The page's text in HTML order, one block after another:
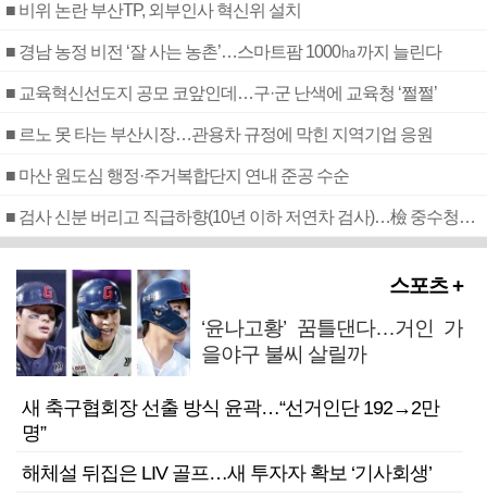
■ 비위 논란 부산TP, 외부인사 혁신위 설치
■ 경남 농정 비전 ‘잘 사는 농촌’…스마트팜 1000㏊까지 늘린다
■ 교육혁신선도지 공모 코앞인데…구·군 난색에 교육청 ‘쩔쩔’
■ 르노 못 타는 부산시장…관용차 규정에 막힌 지역기업 응원
■ 마산 원도심 행정·주거복합단지 연내 준공 수순
■ 검사 신분 버리고 직급하향(10년 이하 저연차 검사)…檢 중수청행 기피
스포츠 +
‘윤나고황’ 꿈틀댄다…거인 가
을야구 불씨 살릴까
새 축구협회장 선출 방식 윤곽…“선거인단 192→2만
명”
해체설 뒤집은 LIV 골프…새 투자자 확보 ‘기사회생’